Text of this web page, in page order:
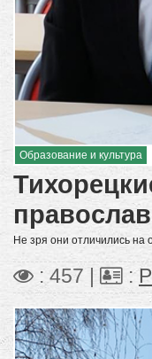
Образование и культура
Не зря они отличились
: 457 | :